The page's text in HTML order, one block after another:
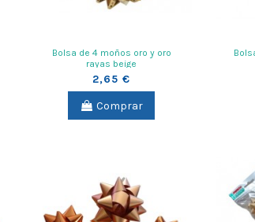
Bolsa de 4 moños oro y oro
rayas beige
2,65 €
Comprar